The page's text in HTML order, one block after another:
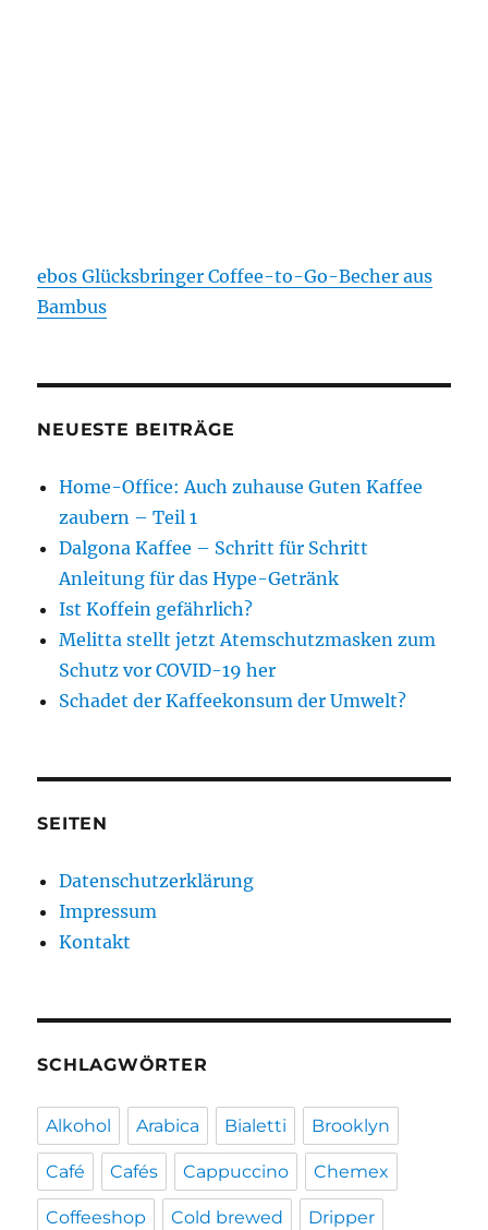
ebos Glücksbringer Coffee-to-Go-Becher aus
Bambus
NEUESTE BEITRÄGE
Home-Office: Auch zuhause Guten Kaffee
zaubern – Teil 1
Dalgona Kaffee – Schritt für Schritt
Anleitung für das Hype-Getränk
Ist Koffein gefährlich?
Melitta stellt jetzt Atemschutzmasken zum
Schutz vor COVID-19 her
Schadet der Kaffeekonsum der Umwelt?
SEITEN
Datenschutzerklärung
Impressum
Kontakt
SCHLAGWÖRTER
Alkohol Arabica Bialetti Brooklyn
Café Cafés Cappuccino Chemex
Coffeeshop Cold brewed Dripper